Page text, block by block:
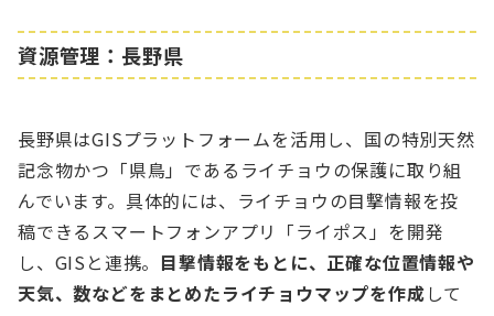
資源管理：長野県
長野県はGISプラットフォームを活用し、国の特別天然
記念物かつ「県鳥」であるライチョウの保護に取り組
んでいます。具体的には、ライチョウの目撃情報を投
稿できるスマートフォンアプリ「ライポス」を開発
し、GISと連携。 目撃情報をもとに、正確な位置情報や
天気、数などをまとめたライチョウマップを作成して